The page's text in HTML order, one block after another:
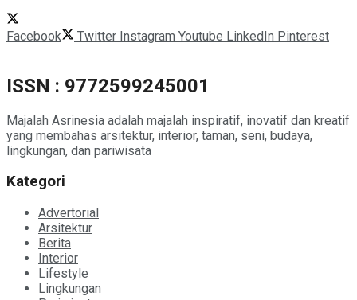
Facebook Twitter Instagram Youtube LinkedIn Pinterest
ISSN : 9772599245001
Majalah Asrinesia adalah majalah inspiratif, inovatif dan kreatif
yang membahas arsitektur, interior, taman, seni, budaya,
lingkungan, dan pariwisata
Kategori
Advertorial
Arsitektur
Berita
Interior
Lifestyle
Lingkungan